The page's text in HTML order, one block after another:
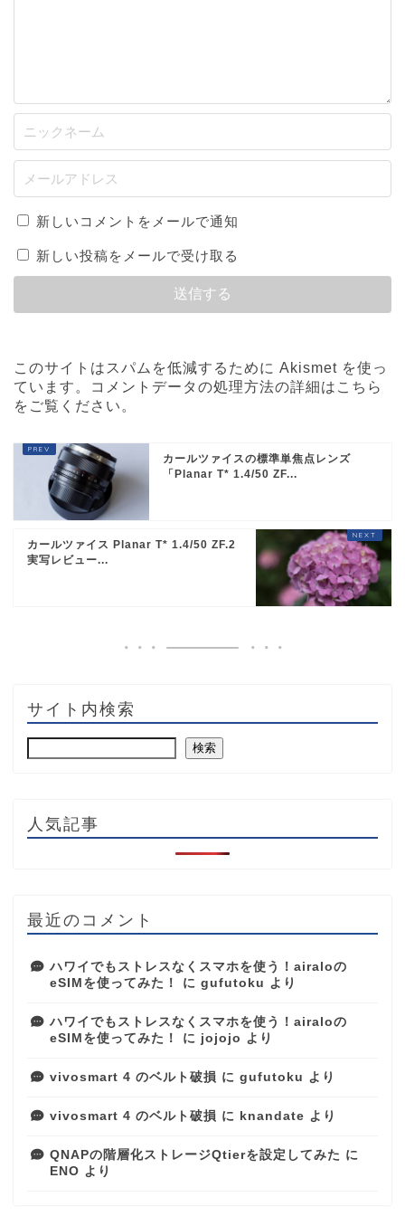
新しいコメントをメールで通知
新しい投稿をメールで受け取る
このサイトはスパムを低減するために Akismet を使っ
ています。
コメントデータの処理方法の詳細はこちら
をご覧ください 。
カールツァイスの標準単焦点レンズ
「Planar T* 1.4/50 ZF...
カールツァイス Planar T* 1.4/50 ZF.2
実写レビュー...
サイト内検索
検索
人気記事
最近のコメント
ハワイでもストレスなくスマホを使う！airaloの
eSIMを使ってみた！
に gufutoku より
ハワイでもストレスなくスマホを使う！airaloの
eSIMを使ってみた！
に jojojo より
vivosmart 4 のベルト破損 に gufutoku より
vivosmart 4 のベルト破損 に knandate より
QNAPの階層化ストレージQtierを設定してみた に
ENO より